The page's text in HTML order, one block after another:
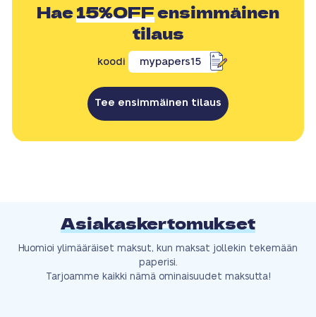
Hae15%OFFensimmäinen
tilaus
koodi mypapers15
Tee ensimmäinen tilaus
Asiakaskertomukset
Huomioi ylimääräiset maksut, kun maksat jollekin tekemään
paperisi.
Tarjoamme kaikki nämä ominaisuudet maksutta!